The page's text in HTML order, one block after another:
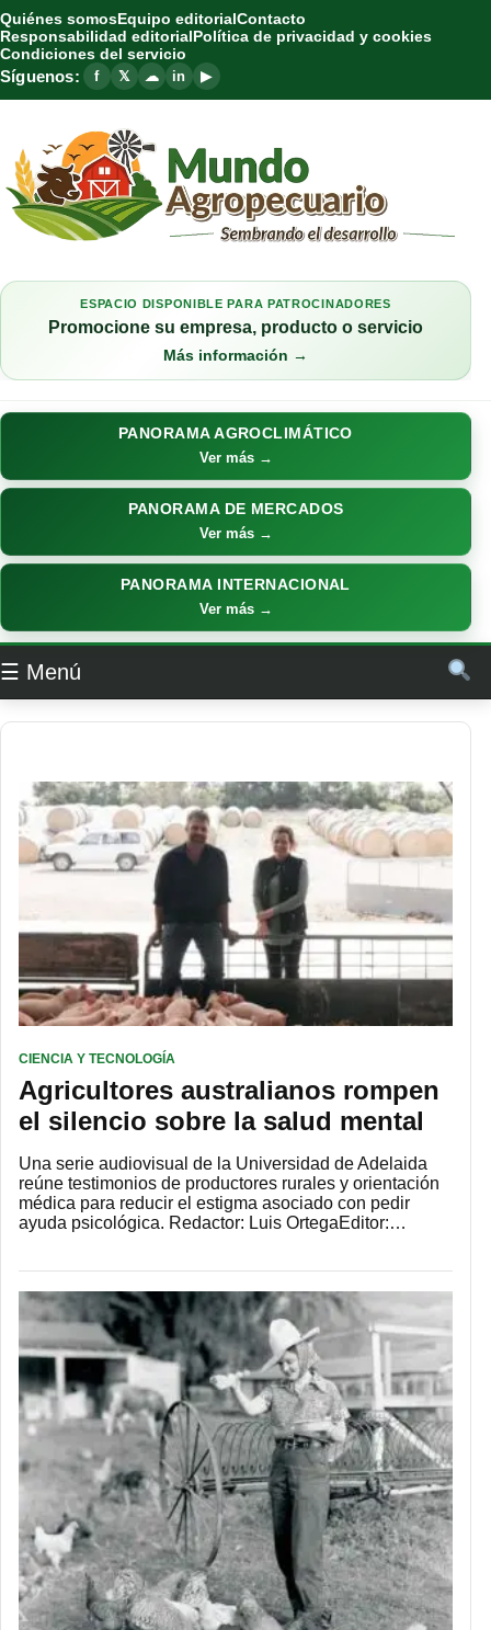
Quiénes somosEquipo editorialContacto
Responsabilidad editorialPolítica de privacidad y cookies
Condiciones del servicio
Síguenos: f 𝕏 ☁ in ▶
ESPACIO DISPONIBLE PARA PATROCINADORES
Promocione su empresa, producto o servicio
Más información →
PANORAMA AGROCLIMÁTICO
Ver más →
PANORAMA DE MERCADOS
Ver más →
PANORAMA INTERNACIONAL
Ver más →
☰ Menú
CIENCIA Y TECNOLOGÍA
Agricultores australianos rompen
el silencio sobre la salud mental
Una serie audiovisual de la Universidad de Adelaida
reúne testimonios de productores rurales y orientación
médica para reducir el estigma asociado con pedir
ayuda psicológica. Redactor: Luis OrtegaEditor:…